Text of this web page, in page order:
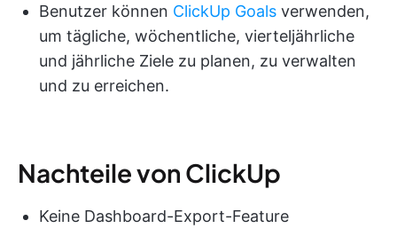
Benutzer können ClickUp Goals verwenden,
um tägliche, wöchentliche, vierteljährliche
und jährliche Ziele zu planen, zu verwalten
und zu erreichen.
Nachteile von ClickUp
Keine Dashboard-Export-Feature